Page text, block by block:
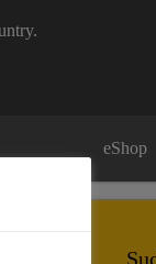
eShop